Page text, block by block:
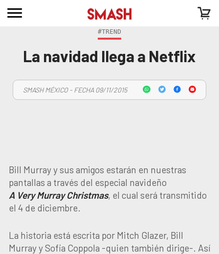
#TREND
La navidad llega a Netflix
SMASH MÉXICO - FECHA 09/11/2015
Bill Murray y sus amigos estarán en nuestras
pantallas a través del especial navideño
A Very Murray Christmas, el cual será transmitido
el 4 de diciembre.
La historia está escrita por Mitch Glazer, Bill
Murray y Sofia Coppola -quien también dirige-. Así